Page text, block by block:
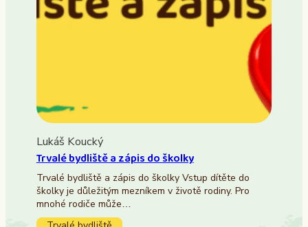
Lukáš Koucký
Trvalé bydliště a zápis do školky
Trvalé bydliště a zápis do školky Vstup dítěte do
školky je důležitým mezníkem v životě rodiny. Pro
mnohé rodiče může…